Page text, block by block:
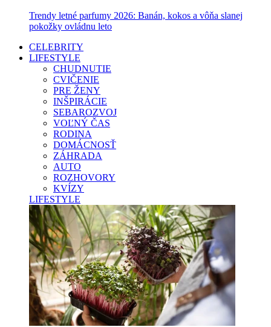
Trendy letné parfumy 2026: Banán, kokos a vôňa slanej
pokožky ovládnu leto
CELEBRITY
LIFESTYLE
CHUDNUTIE
CVIČENIE
PRE ŽENY
INŠPIRÁCIE
SEBAROZVOJ
VOĽNÝ ČAS
RODINA
DOMÁCNOSŤ
ZÁHRADA
AUTO
ROZHOVORY
KVÍZY
LIFESTYLE